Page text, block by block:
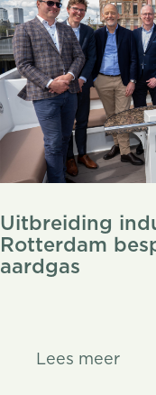
Uitbreiding
Rotterdam
aardgas
Lees
Lees meer